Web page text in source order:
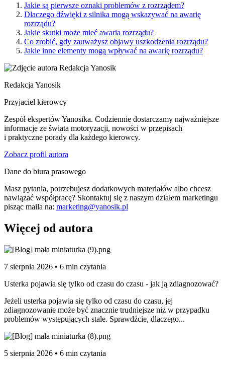
Jakie są pierwsze oznaki problemów z rozrządem?
Dlaczego dźwięki z silnika mogą wskazywać na awarię
rozrządu?
Jakie skutki może mieć awaria rozrządu?
Co zrobić, gdy zauważysz objawy uszkodzenia rozrządu?
Jakie inne elementy mogą wpływać na awarię rozrządu?
Redakcja Yanosik
Przyjaciel kierowcy
Zespół ekspertów Yanosika. Codziennie dostarczamy najważniejsze
informacje ze świata motoryzacji, nowości w przepisach
i praktyczne porady dla każdego kierowcy.
Zobacz profil autora
Dane do biura prasowego
Masz pytania, potrzebujesz dodatkowych materiałów albo chcesz
nawiązać współpracę? Skontaktuj się z naszym działem marketingu
pisząc maila na: marketing@yanosik.pl
Więcej od autora
7 sierpnia 2026 • 6 min czytania
Usterka pojawia się tylko od czasu do czasu - jak ją zdiagnozować?
Jeżeli usterka pojawia się tylko od czasu do czasu, jej
zdiagnozowanie może być znacznie trudniejsze niż w przypadku
problemów występujących stale. Sprawdźcie, dlaczego...
5 sierpnia 2026 • 6 min czytania